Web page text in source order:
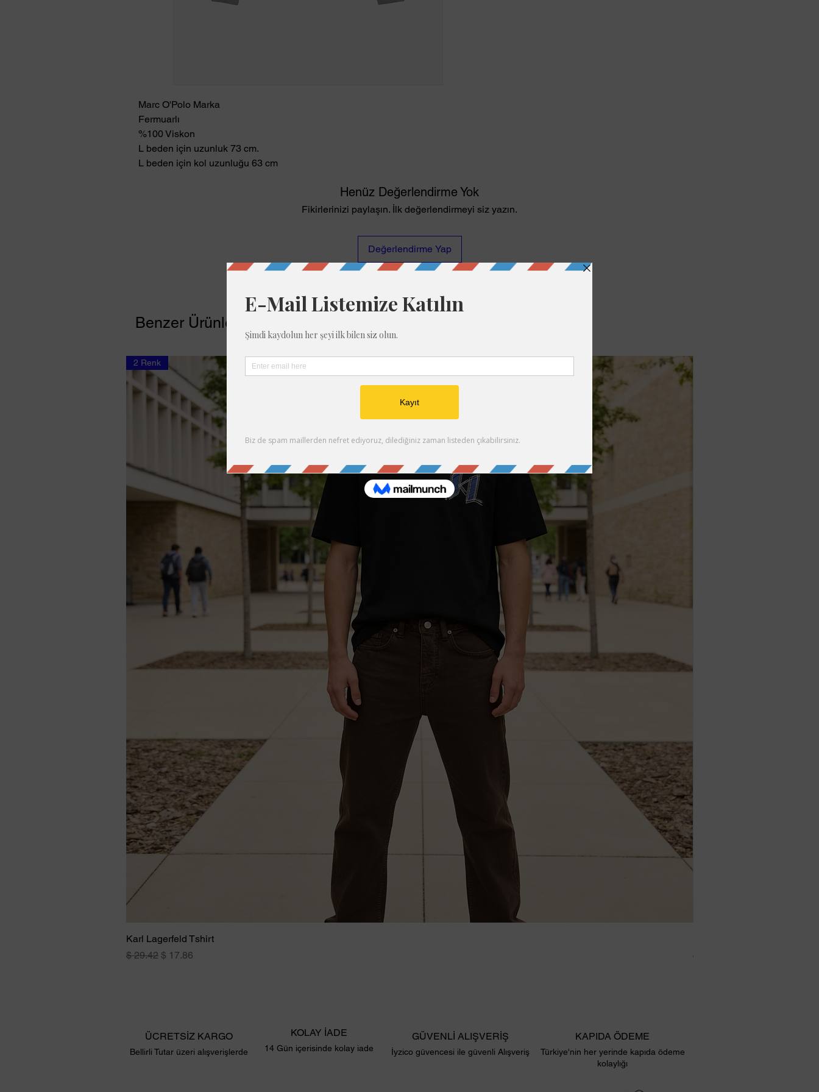
Marc O'Polo Marka
Fermuarlı
%100 Viskon
L beden için uzunluk 73 cm.
L beden için kol uzunluğu 63 cm
Henüz Değerlendirme Yok
Fikirlerinizi paylaşın. İlk değerlendirmeyi siz yazın.
Değerlendirme Yap
Benzer Ürünler
2 Renk
Karl Lagerfeld Tshirt
Normal Fiyat
$ 29.42 İndirimli Fiyat
$ 17.86
Normal Fiyat
$ 39.92
ÜCRETSİZ KARGO
Bellirli Tutar üzeri alışverişlerde
KOLAY İADE
14 Gün içerisinde kolay iade
GÜVENLİ ALIŞVERİŞ
İyzico güvencesi ile güvenli Alışveriş
KAPIDA ÖDEME
Türkiye'nin her yerinde kapıda ödeme
kolaylığı